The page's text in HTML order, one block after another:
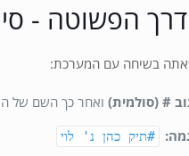
הפשוטה -
בשיחה עם המערכת:
# (סולמית) ואחר כך השם של
#תיק כהן נ' לוי